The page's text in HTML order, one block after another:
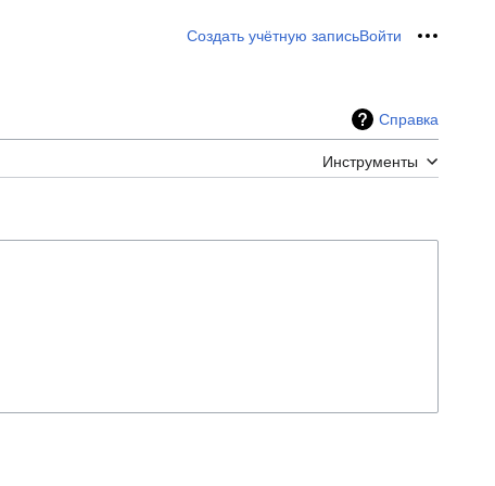
Создать учётную записьВойти
Справка
Инструменты